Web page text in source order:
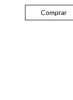
Comprar